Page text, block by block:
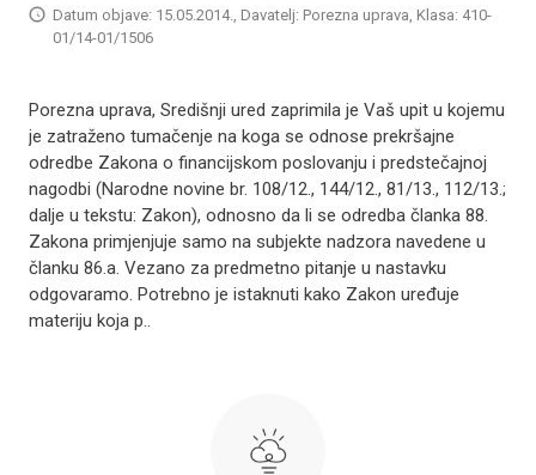
Datum objave: 15.05.2014., Davatelj: Porezna uprava, Klasa: 410-
01/14-01/1506
Porezna uprava, Središnji ured zaprimila je Vaš upit u kojemu
je zatraženo tumačenje na koga se odnose prekršajne
odredbe Zakona o financijskom poslovanju i predstečajnoj
nagodbi (Narodne novine br. 108/12., 144/12., 81/13., 112/13.;
dalje u tekstu: Zakon), odnosno da li se odredba članka 88.
Zakona primjenjuje samo na subjekte nadzora navedene u
članku 86.a. Vezano za predmetno pitanje u nastavku
odgovaramo. Potrebno je istaknuti kako Zakon uređuje
materiju koja p..